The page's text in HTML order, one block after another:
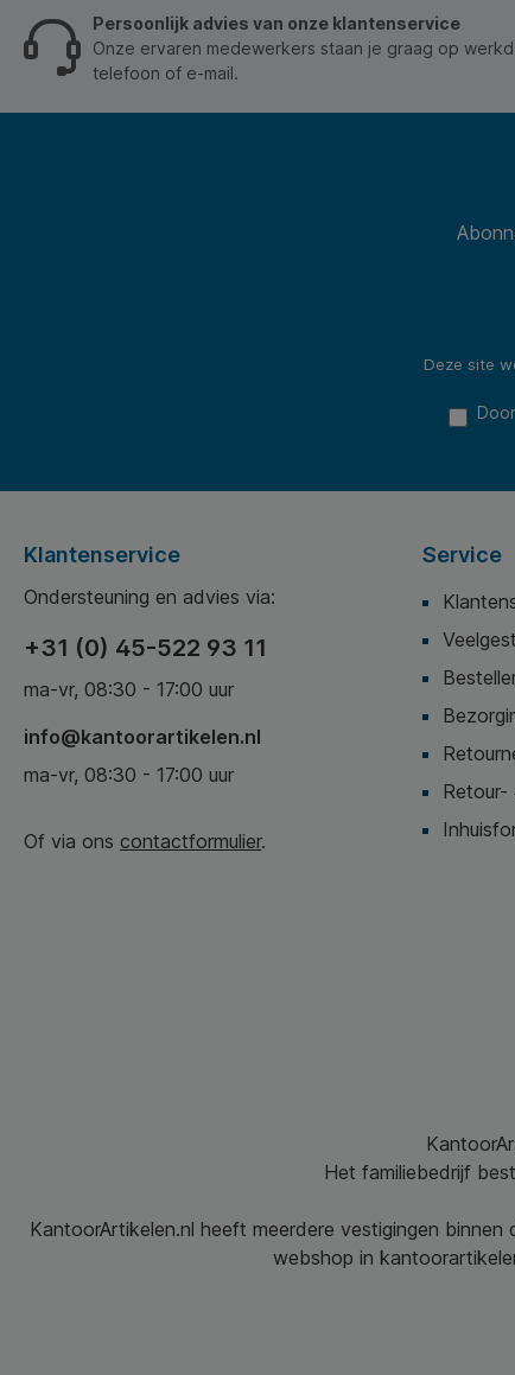
Persoonlijk advies van onze klantenservice
Onze ervaren medewerkers staan je graag op
telefoon of e-mail.
Deze site
Klantenservice
Ondersteuning en advies via:
+31 (0) 45-522 93 11
ma-vr, 08:30 - 17:00 uur
info@kantoorartikelen.nl
ma-vr, 08:30 - 17:00 uur
Of via ons contactformulier.
Service
Retour-
Het familiebedrijf
KantoorArtikelen.nl heeft meerdere vestigingen
webshop in